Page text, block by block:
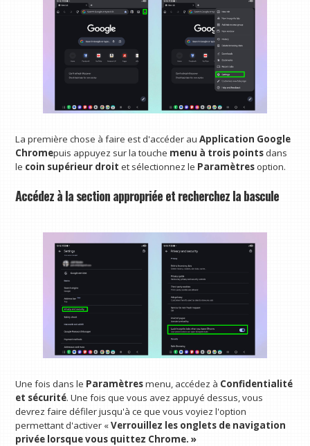
La première chose à faire est d'accéder auApplication Google
Chromepuis appuyez sur la touche menu à trois pointsdans
le coin supérieur droitet sélectionnez le Paramètresoption.
Accédez à la section appropriée et recherchez la bascule
Une fois dans le Paramètresmenu, accédez à Confidentialité
et sécurité. Une fois que vous avez appuyé dessus, vous
devrez faire défiler jusqu'à ce que vous voyiez l'option
permettant d'activer «Verrouillez les onglets de navigation
privée lorsque vous quittez Chrome. »